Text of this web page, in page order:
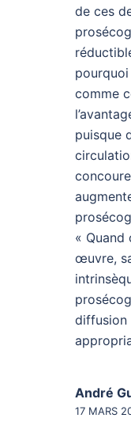
de ces
comme
puisque
« Quand
œuvre,
diffusion
André
17 MARS